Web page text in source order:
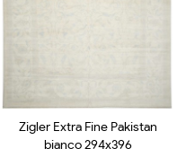
Zigler Extra Fine Pakistan
bianco 294x396